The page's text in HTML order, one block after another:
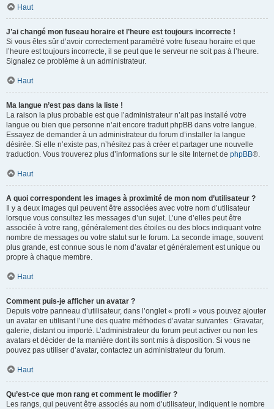
Haut
J’ai changé mon fuseau horaire et l’heure est toujours incorrecte !
Si vous êtes sûr d’avoir correctement paramétré votre fuseau horaire et que
l’heure est toujours incorrecte, il se peut que le serveur ne soit pas à l’heure.
Signalez ce problème à un administrateur.
Haut
Ma langue n’est pas dans la liste !
La raison la plus probable est que l’administrateur n’ait pas installé votre
langue ou bien que personne n’ait encore traduit phpBB dans votre langue.
Essayez de demander à un administrateur du forum d’installer la langue
désirée. Si elle n’existe pas, n’hésitez pas à créer et partager une nouvelle
traduction. Vous trouverez plus d’informations sur le site Internet de phpBB®.
Haut
A quoi correspondent les images à proximité de mon nom d’utilisateur ?
Il y a deux images qui peuvent être associées avec votre nom d’utilisateur
lorsque vous consultez les messages d’un sujet. L’une d’elles peut être
associée à votre rang, généralement des étoiles ou des blocs indiquant votre
nombre de messages ou votre statut sur le forum. La seconde image, souvent
plus grande, est connue sous le nom d’avatar et généralement est unique ou
propre à chaque membre.
Haut
Comment puis-je afficher un avatar ?
Depuis votre panneau d’utilisateur, dans l’onglet « profil » vous pouvez ajouter
un avatar en utilisant l’une des quatre méthodes d’avatar suivantes : Gravatar,
galerie, distant ou importé. L’administrateur du forum peut activer ou non les
avatars et décider de la manière dont ils sont mis à disposition. Si vous ne
pouvez pas utiliser d’avatar, contactez un administrateur du forum.
Haut
Qu’est-ce que mon rang et comment le modifier ?
Les rangs, qui peuvent être associés au nom d’utilisateur, indiquent le nombre